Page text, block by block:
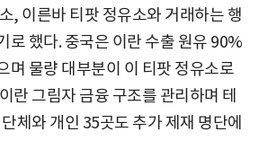
, 이른바 티팟 정유소와 거래하는 행
로 했다. 중국은 이란 수출 원유 90%
며 물량 대부분이 이 티팟 정유소로
란 그림자 금융 구조를 관리하며 테
체와 개인 35곳도 추가 제재 명단에